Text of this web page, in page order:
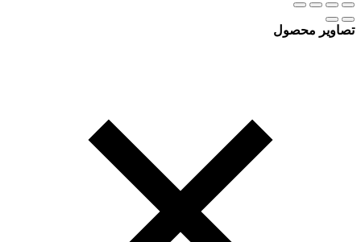
تصاویر محصول